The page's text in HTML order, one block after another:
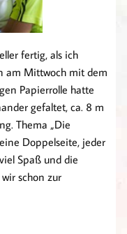
fertig, als ich
am Mittwoch mit dem
Papierrolle hatte
gefaltet, ca. 8 m
Thema „Die
Doppelseite, jeder
Spaß und die
schon zur